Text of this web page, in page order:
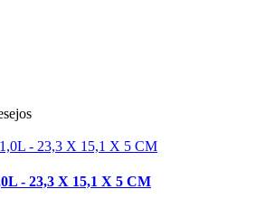
- 23,3 X 15,1 X 5 CM